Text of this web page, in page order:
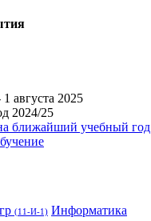
августа 2025
2024/25
ближайший учебный год
(11-И-1) Информатика